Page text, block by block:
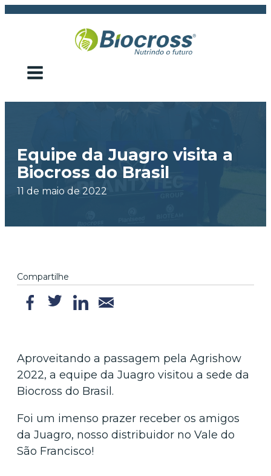
Equipe da Juagro visita a
Biocross do Brasil
11 de maio de 2022
Compartilhe
Aproveitando a passagem pela Agrishow
2022, a equipe da Juagro visitou a sede da
Biocross do Brasil.
Foi um imenso prazer receber os amigos
da Juagro, nosso distribuidor no Vale do
São Francisco!